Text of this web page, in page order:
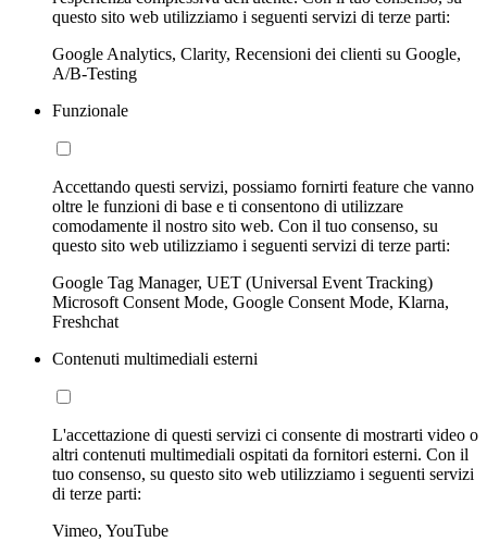
questo sito web utilizziamo i seguenti servizi di terze parti:
Google Analytics, Clarity, Recensioni dei clienti su Google,
A/B-Testing
Funzionale
Accettando questi servizi, possiamo fornirti feature che vanno
oltre le funzioni di base e ti consentono di utilizzare
comodamente il nostro sito web. Con il tuo consenso, su
questo sito web utilizziamo i seguenti servizi di terze parti:
Google Tag Manager, UET (Universal Event Tracking)
Microsoft Consent Mode, Google Consent Mode, Klarna,
Freshchat
Contenuti multimediali esterni
L'accettazione di questi servizi ci consente di mostrarti video o
altri contenuti multimediali ospitati da fornitori esterni. Con il
tuo consenso, su questo sito web utilizziamo i seguenti servizi
di terze parti:
Vimeo, YouTube